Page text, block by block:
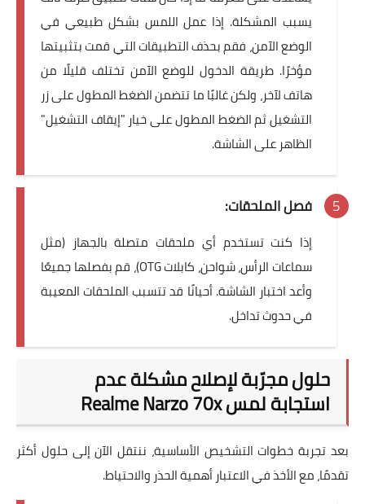
يسبب المشكلة. إذا عمل اللمس بشكل طبيعي في
الوضع الآمن، فقم بحذف التطبيقات التي قمت بتثبيتها
مؤخرًا. طريقة الدخول للوضع الآمن تختلف قليلًا من
هاتف لآخر، ولكن غالبًا ما تتضمن الضغط المطول على زر
التشغيل ثم الضغط المطول على خيار "إيقاف التشغيل"
الظاهر على الشاشة.
فصل الملحقات:
إذا كنت تستخدم أي ملحقات متصلة بالجهاز (مثل
سماعات الرأس، شواحن، كابلات OTG)، قم بفصلها جميعًا
وأعد اختبار الشاشة. أحيانًا قد تتسبب الملحقات المعيبة
في حدوث تداخل.
حلول مجرّبة لإصلاح مشكلة عدم
استجابة لمس Realme Narzo 70x
بعد تجربة خطوات التشخيص الأساسية، ننتقل الآن إلى حلول أكثر
تقدمًا، مع الأخذ في الاعتبار أهمية الحذر والاحتياط.